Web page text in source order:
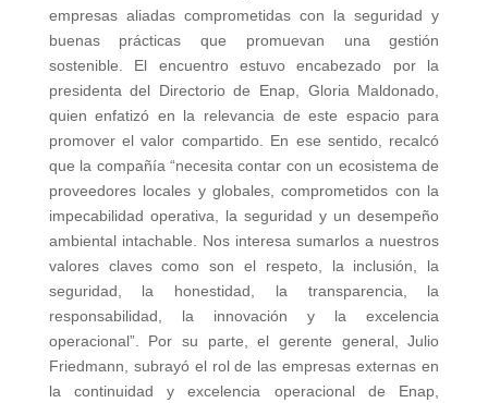
empresas aliadas comprometidas con la seguridad y
buenas prácticas que promuevan una gestión
sostenible. El encuentro estuvo encabezado por la
presidenta del Directorio de Enap, Gloria Maldonado,
quien enfatizó en la relevancia de este espacio para
promover el valor compartido. En ese sentido, recalcó
que la compañía “necesita contar con un ecosistema de
proveedores locales y globales, comprometidos con la
impecabilidad operativa, la seguridad y un desempeño
ambiental intachable. Nos interesa sumarlos a nuestros
valores claves como son el respeto, la inclusión, la
seguridad, la honestidad, la transparencia, la
responsabilidad, la innovación y la excelencia
operacional”. Por su parte, el gerente general, Julio
Friedmann, subrayó el rol de las empresas externas en
la continuidad y excelencia operacional de Enap,